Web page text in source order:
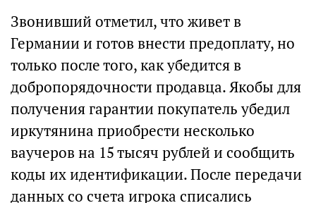
Звонивший отметил, что живет в
Германии и готов внести предоплату, но
только после того, как убедится в
добропорядочности продавца. Якобы для
получения гарантии покупатель убедил
иркутянина приобрести несколько
ваучеров на 15 тысяч рублей и сообщить
коды их идентификации. После передачи
данных со счета игрока списались